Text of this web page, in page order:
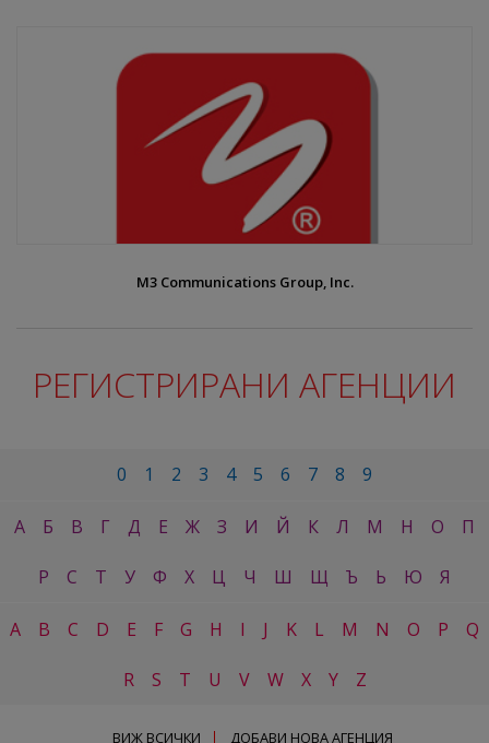
M3 Communications Group, Inc.
РЕГИСТРИРАНИ АГЕНЦИИ
0 1 2 3 4 5 6 7 8 9
А Б В Г Д Е Ж З И Й К Л М Н О П
Р С Т У Ф Х Ц Ч Ш Щ Ъ Ь Ю Я
A B C D E F G H I J K L M N O P Q
R S T U V W X Y Z
ВИЖ ВСИЧКИ ДОБАВИ НОВА АГЕНЦИЯ